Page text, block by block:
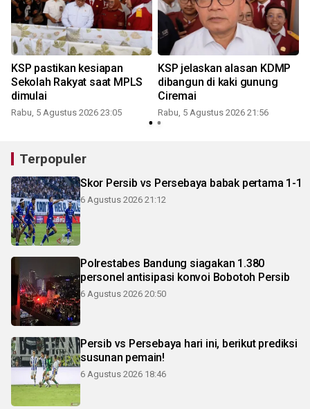
KSP pastikan kesiapan
Sekolah Rakyat saat MPLS
dimulai
Rabu, 5 Agustus 2026 23:05
KSP jelaskan alasan KDMP
dibangun di kaki gunung
Ciremai
Rabu, 5 Agustus 2026 21:56
Terpopuler
Skor Persib vs Persebaya babak pertama 1-1
6 Agustus 2026 21:12
Polrestabes Bandung siagakan 1.380
personel antisipasi konvoi Bobotoh Persib
6 Agustus 2026 20:50
Persib vs Persebaya hari ini, berikut prediksi
susunan pemain!
6 Agustus 2026 18:46